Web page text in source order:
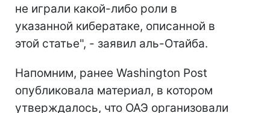
не играли какой-либо роли в
указанной кибератаке, описанной в
этой статье", - заявил аль-Отайба.
Напомним, ранее Washington Post
опубликовала материал, в котором
утверждалось, что ОАЭ организовали